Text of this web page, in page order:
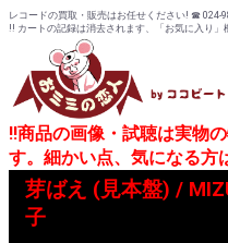
レコードの買取・販売はお任せください! ☎ 024-
!! カートの記録は消去されます、「お気に入り」
!!商品の画像・試聴は実物
す。細かい点、気になる方
芽ばえ (見本盤) /
子